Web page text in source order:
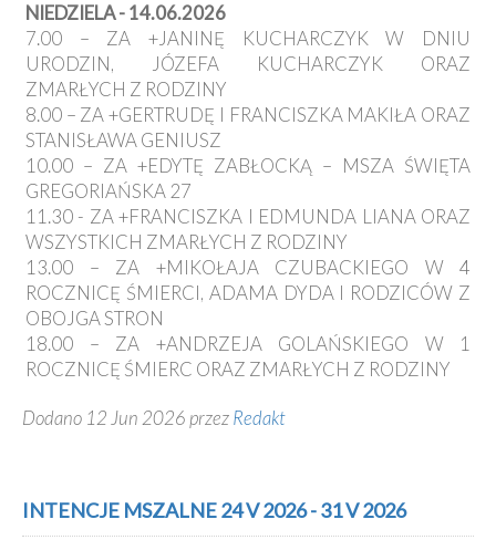
NIEDZIELA - 14.06.2026
7.00 – ZA +JANINĘ KUCHARCZYK W DNIU
URODZIN, JÓZEFA KUCHARCZYK ORAZ
ZMARŁYCH Z RODZINY
8.00 – ZA +GERTRUDĘ I FRANCISZKA MAKIŁA ORAZ
STANISŁAWA GENIUSZ
10.00 – ZA +EDYTĘ ZABŁOCKĄ – MSZA ŚWIĘTA
GREGORIAŃSKA 27
11.30 - ZA +FRANCISZKA I EDMUNDA LIANA ORAZ
WSZYSTKICH ZMARŁYCH Z RODZINY
13.00 – ZA +MIKOŁAJA CZUBACKIEGO W 4
ROCZNICĘ ŚMIERCI, ADAMA DYDA I RODZICÓW Z
OBOJGA STRON
18.00 – ZA +ANDRZEJA GOLAŃSKIEGO W 1
ROCZNICĘ ŚMIERC ORAZ ZMARŁYCH Z RODZINY
Dodano 12 Jun 2026 przezRedakt
INTENCJE MSZALNE 24 V 2026 - 31 V 2026